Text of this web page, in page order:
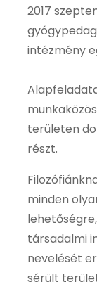
2017
intézmény
területen
részt.
minden
társadalmi
nevelését
sérült